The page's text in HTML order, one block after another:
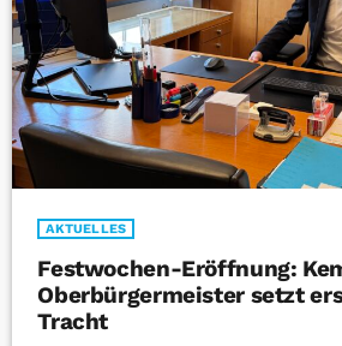
AKTUELLES
Festwochen-Eröffnung:
Oberbürgermeister setzt
Tracht